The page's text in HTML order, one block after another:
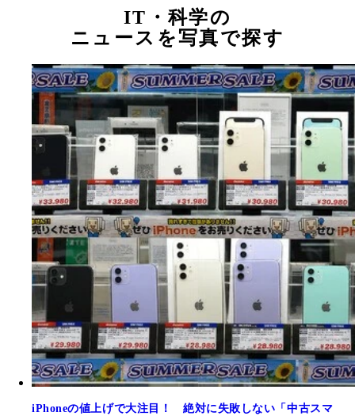
IT・科学の
ニュースを写真で探す
iPhoneの値上げで大注目！ 絶対に失敗しない「中古スマ